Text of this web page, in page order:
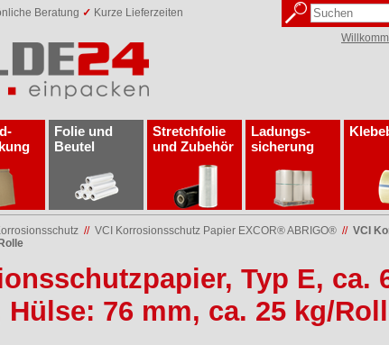
Beratung ✓ Kurze Lieferzeiten
Folie und
Beutel
Stretchfolie
und Zubehör
Ladungs­
sicherung
// VCI Korrosionsschutz Papier EXCOR® ABRIGO® // VCI
Typ E, ca.
Hülse: 76 mm, ca. 25 kg/